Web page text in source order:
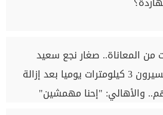
من المعاناة.. صغار نجع سعيد
بدشنا يسيرون 3 كيلومترات يوميا بعد إزالة
والأهالي: "إحنا مهمشين"